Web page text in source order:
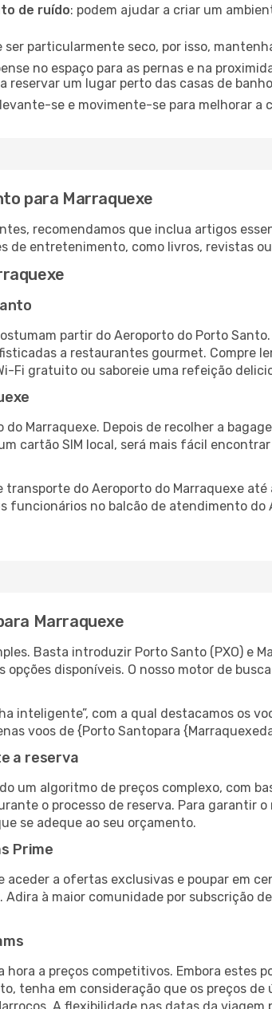
de ruído: podem ajudar a criar um
ser particularmente seco, por isso,
no espaço para as pernas e na
reservar um lugar perto das casas de
se e movimente-se para melhorar a
para Marraquexe
recomendamos que inclua artigos
de entretenimento, como livros, revistas
partir do Aeroporto do Porto
a restaurantes gourmet. Compre
Fi gratuito ou saboreie uma refeição
do Marraquexe. Depois de recolher a
cartão SIM local, será mais fácil
transporte do Aeroporto do Marraquexe
funcionários no balcão de atendimento do
Marraquexe
Basta introduzir Porto Santo (PXO) e
opções disponíveis. O nosso motor de
inteligente”, com a qual destacamos os
voos de {Porto Santopara
a reserva
um algoritmo de preços complexo, com
o processo de reserva. Para garantir
se adeque ao seu orçamento.
Prime
aceder a ofertas exclusivas e poupar em
à maior comunidade por subscrição
a preços competitivos. Embora estes
tenha em consideração que os preços